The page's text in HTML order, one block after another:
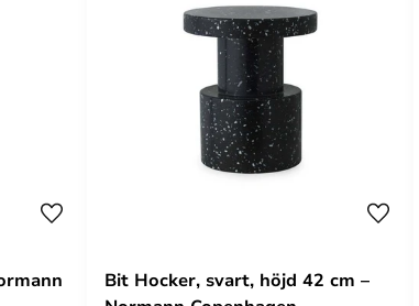
Bit Hocker, svart, höjd 42 cm –